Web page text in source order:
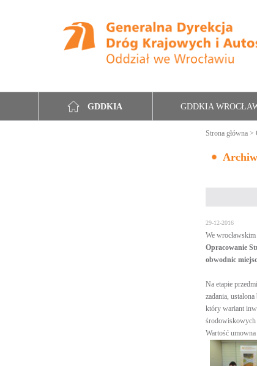
GDDKIA GDDKIA
Strona główna >
29-12-2016
We
Opracowanie
obwodnic
Na etapie
zadania,
który wariant
środowiskowych
Wartość